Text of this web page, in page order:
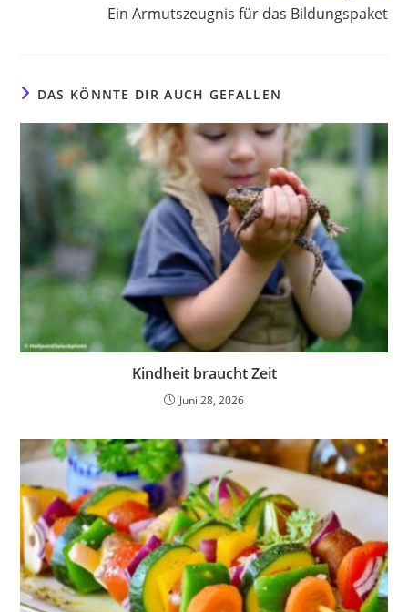
Ein Armutszeugnis für das Bildungspaket
DAS KÖNNTE DIR AUCH GEFALLEN
Kindheit braucht Zeit
Juni 28, 2026